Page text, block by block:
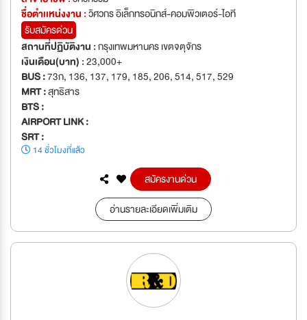
ชื่อตำเเหน่งงาน :วิศวกร อิเล็กทรอนิกส์-คอมพิวเตอร์-ไอที
รับสมัครด่วน
สถานที่ปฏิบัติงาน :กรุงเทพมหานคร เขตจตุจักร
เงินเดือน(บาท) :23,000+
BUS :73ก, 136, 137, 179, 185, 206, 514, 517, 529
MRT :สุทธิสาร
BTS :
AIRPORT LINK :
SRT :
14 ชั่วโมงที่แล้ว
สมัครงานด่วน
อ่านรายละเอียดเพิ่มเติม